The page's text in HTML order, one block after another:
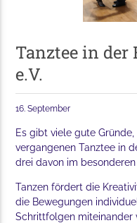
Tanztee in der
e.V.
16. September
Es gibt viele gute
vergangenen Tanztee in
drei davon im besonderen
Tanzen fördert die
die Bewegungen
Schrittfolgen miteinander